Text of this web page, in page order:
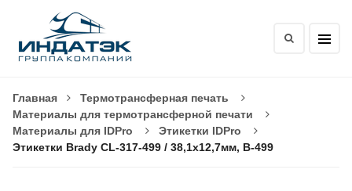
Главная
Термотрансферная печать
Материалы для термотрансферной печати
Материалы для IDPro
Этикетки IDPro
Этикетки Brady CL-317-499 / 38,1x12,7мм, B-499